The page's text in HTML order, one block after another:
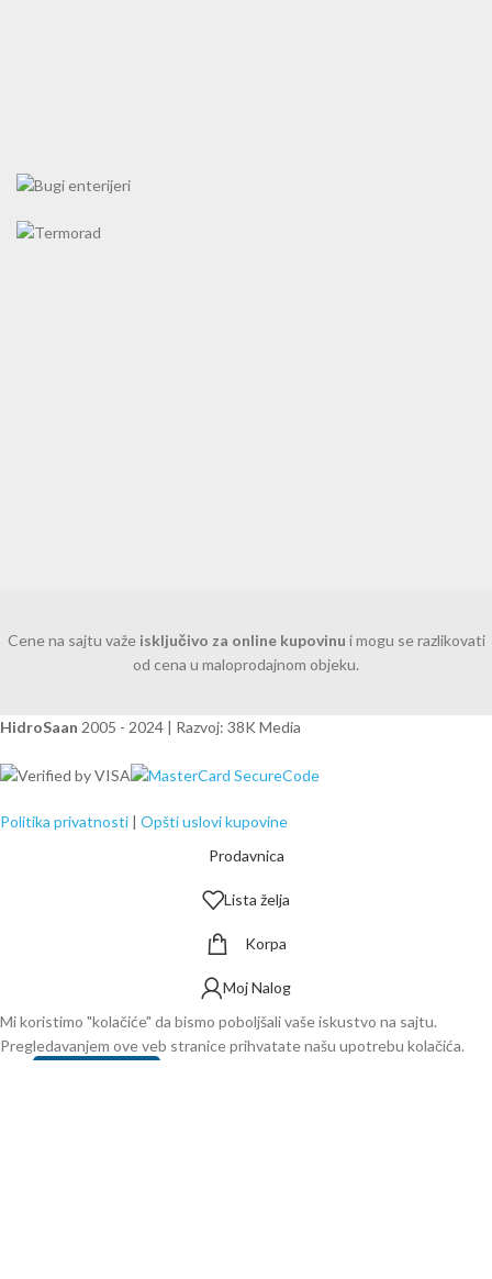
Cene na sajtu važe isključivo za online kupovinu i mogu se razlikovati
od cena u maloprodajnom objeku.
HidroSaan 2005 - 2024 | Razvoj: 38K Media
Politika privatnosti | Opšti uslovi kupovine
Prodavnica
Lista želja
Korpa
Moj Nalog
Mi koristimo "kolačiće" da bismo poboljšali vaše iskustvo na sajtu.
Pregledavanjem ove veb stranice prihvatate našu upotrebu kolačića.